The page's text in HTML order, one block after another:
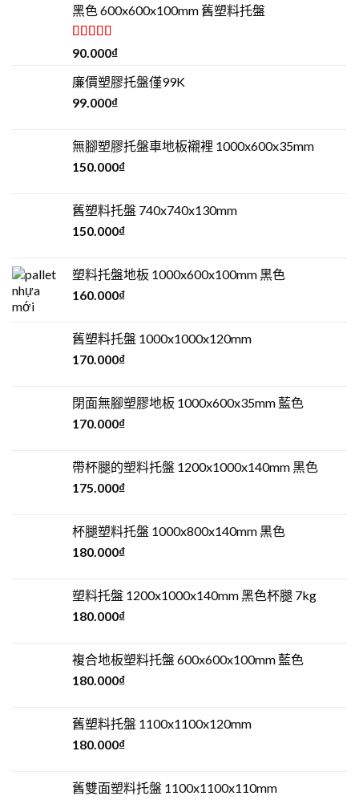
黑色 600x600x100mm 舊塑料托盤
評分5.00
90.000₫
廉價塑膠托盤僅99K
99.000₫
無腳塑膠托盤車地板襯裡 1000x600x35mm
150.000₫
舊塑料托盤 740x740x130mm
150.000₫
塑料托盤地板 1000x600x100mm 黑色
160.000₫
舊塑料托盤 1000x1000x120mm
170.000₫
閉面無腳塑膠地板 1000x600x35mm 藍色
170.000₫
帶杯腿的塑料托盤 1200x1000x140mm 黑色
175.000₫
杯腿塑料托盤 1000x800x140mm 黑色
180.000₫
塑料托盤 1200x1000x140mm 黑色杯腿 7kg
180.000₫
複合地板塑料托盤 600x600x100mm 藍色
180.000₫
舊塑料托盤 1100x1100x120mm
180.000₫
舊雙面塑料托盤 1100x1100x110mm